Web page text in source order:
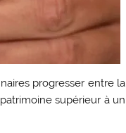
progresser entre la
supérieur à un